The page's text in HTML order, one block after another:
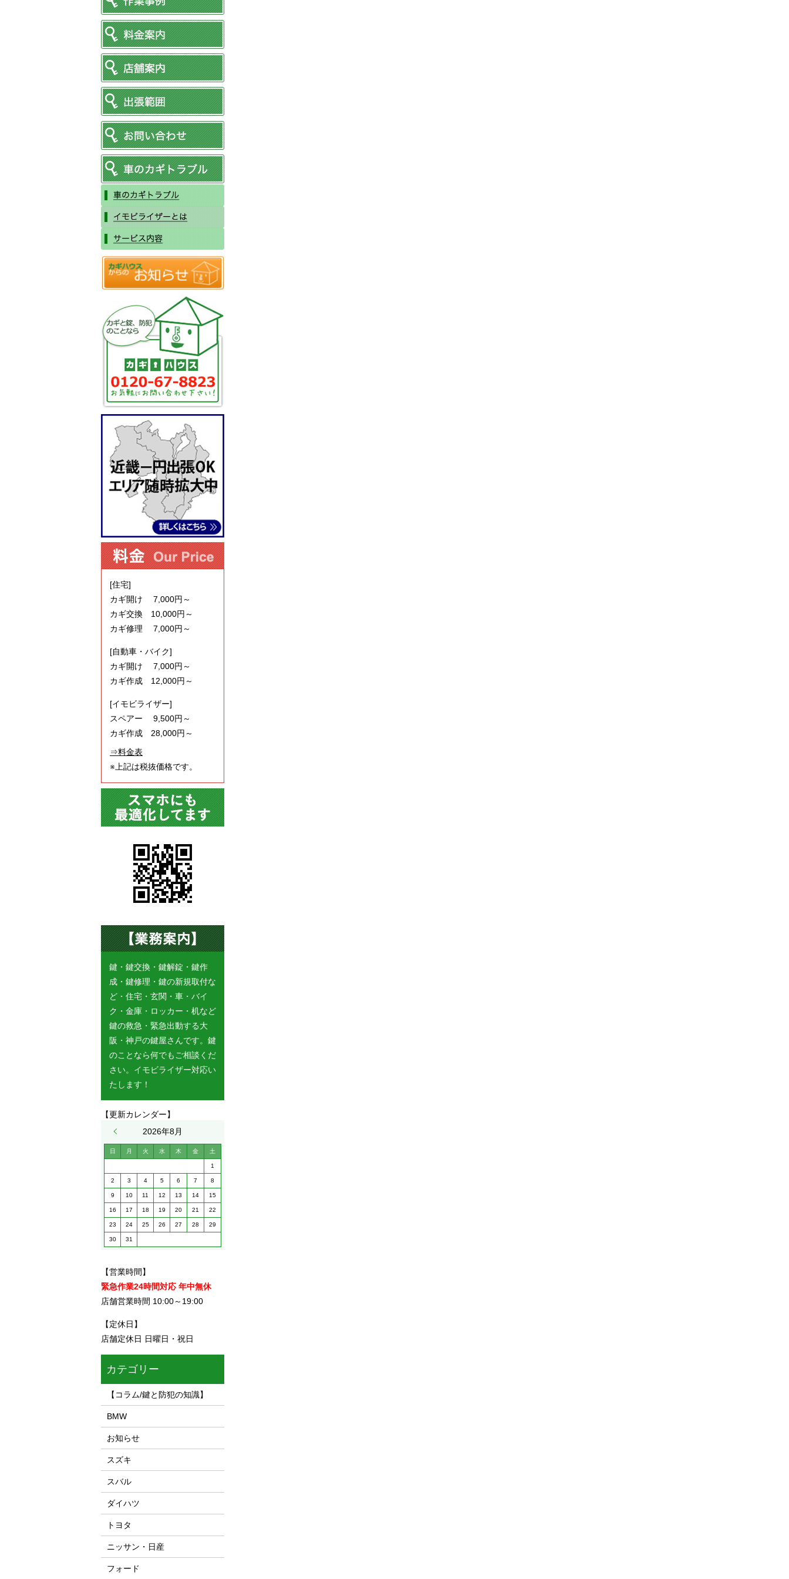
[住宅]
カギ開け 7,000円～
カギ交換 10,000円～
カギ修理 7,000円～
[自動車・バイク]
カギ開け 7,000円～
カギ作成 12,000円～
[イモビライザー]
スペアー 9,500円～
カギ作成 28,000円～
⇒料金表
※上記は税抜価格です。
鍵・鍵交換・鍵解錠・鍵作
成・鍵修理・鍵の新規取付な
ど・住宅・玄関・車・バイ
ク・金庫・ロッカー・机など
鍵の救急・緊急出動する大
阪・神戸の鍵屋さんです。鍵
のことなら何でもご相談くだ
さい。イモビライザー対応い
たします！
【更新カレンダー】
2026年8月
日 月 火 水 木 金 土
1
2 3 4 5 6 7 8
9 10 11 12 13 14 15
16 17 18 19 20 21 22
23 24 25 26 27 28 29
30 31
【営業時間】
緊急作業24時間対応 年中無休
店舗営業時間 10:00～19:00
【定休日】
店舗定休日 日曜日・祝日
カテゴリー
【コラム/鍵と防犯の知識】
BMW
お知らせ
スズキ
スバル
ダイハツ
トヨタ
ニッサン・日産
フォード